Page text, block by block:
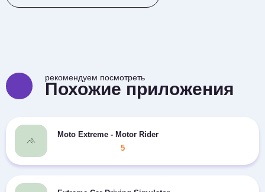
рекомендуем посмотреть
Похожие приложения
Moto Extreme - Motor Rider
5